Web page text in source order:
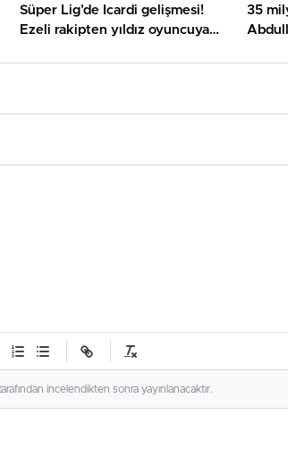
Süper Lig’de Icardi gelişmesi!
Ezeli rakipten yıldız oyuncuya
35
incelendikten sonra yayınlanacaktır.